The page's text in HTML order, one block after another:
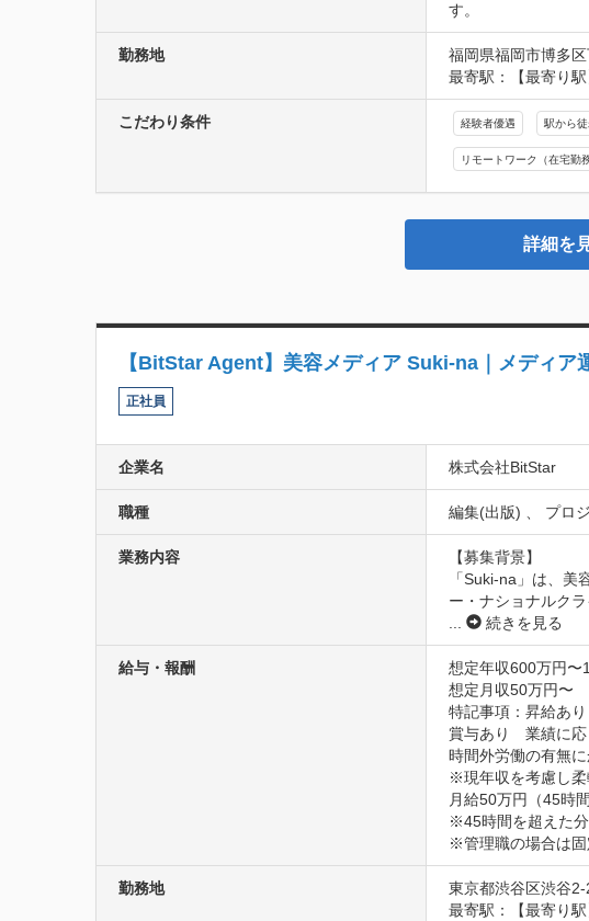
す。
勤務地
福岡県福岡市博多
最寄駅：【最寄り
こだわり条件 経験者優遇 駅から
リモートワーク（在宅勤
詳細を
【BitStar Agent】美容メディア Suki-na｜メディア
正社員
企業名 株式会社BitStar
職種 編集(出版) 、 プロ
業務内容
【募集背景】
「Suki-na」は、
ー・ナショナルクラ
...
続きを見る
給与・報酬
想定年収600万円〜
想定月収50万円〜
特記事項：昇給あ
賞与あり　業績に
時間外労働の有無
※現年収を考慮し柔
月給50万円（45時
※45時間を超えた
※管理職の場合は固
勤務地
東京都渋谷区渋谷
最寄駅：【最寄り